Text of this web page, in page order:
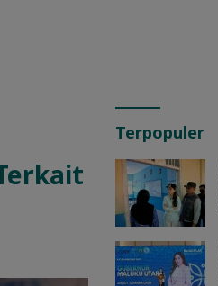
Terpopuler